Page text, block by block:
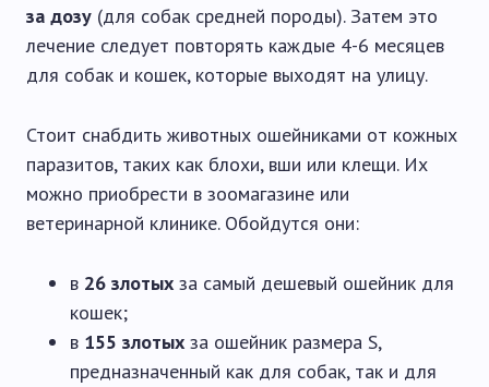
за дозу (для собак средней породы). Затем это
лечение следует повторять каждые 4-6 месяцев
для собак и кошек, которые выходят на улицу.
Стоит снабдить животных ошейниками от кожных
паразитов, таких как блохи, вши или клещи. Их
можно приобрести в зоомагазине или
ветеринарной клинике. Обойдутся они:
в 26 злотых за самый дешевый ошейник для
кошек;
в 155 злотых за ошейник размера S,
предназначенный как для собак, так и для